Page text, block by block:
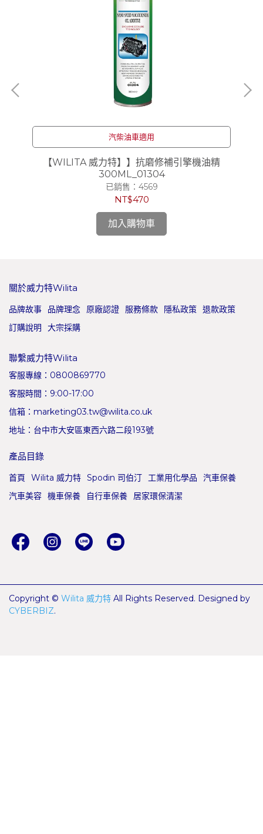
汽柴油車適用
【WILITA 威力特】】抗磨修補引擎機油精
300ML_01304
已銷售：4569
NT$470
加入購物車
關於威力特Wilita
品牌故事 品牌理念 原廠認證 服務條款 隱私政策 退款政策
訂購說明
大宗採購
聯繫威力特Wilita
客服專線：0800869770
客服時間：9:00-17:00
信箱：marketing03.tw@wilita.co.uk
地址：台中市大安區東西六路二段193號
產品目錄
首頁 Wilita 威力特 Spodin 司伯汀 工業用化學品
汽車保養
汽車美容 機車保養 自行車保養 居家環保清潔
Copyright © Wilita 威力特 All Rights Reserved. Designed by
CYBERBIZ.